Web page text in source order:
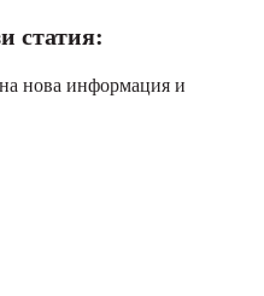
статия:
нова информация и